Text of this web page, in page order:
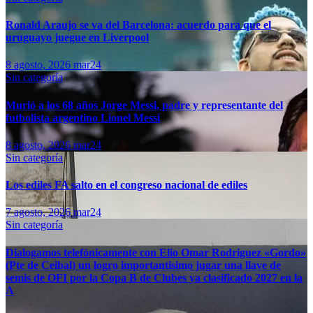
Ronald Araujo se va del Barcelona: acuerdo para que el
uruguayo juegue en Liverpool
8 agosto, 2026 mar24
Sin categoría
Murió a los 68 años Jorge Messi, padre y representante del
futbolista argentino Lionel Messi
8 agosto, 2026mar24
Sin categoría
Los ediles FA salto en el congreso nacional de ediles
7 agosto, 2026mar24
Sin categoría
Dialogamos telefónicamente con Elio Omar Rodriguez «Gordo»
(Pte de Ceibal) un logro importantisimo jugar una llave de
semis de OFI por la Copa B de Clubes ya clasificado 2027 en la
A